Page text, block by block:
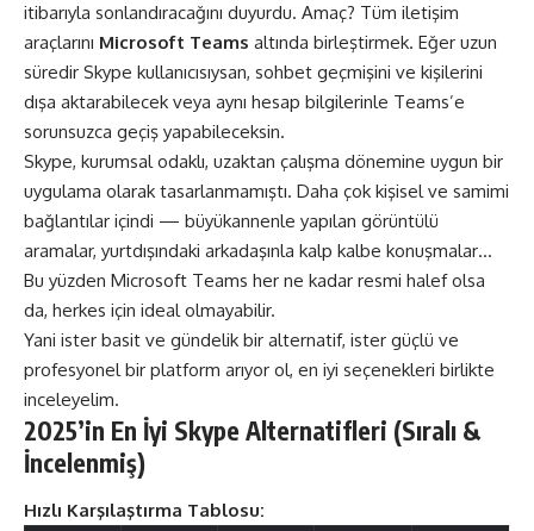
itibarıyla sonlandıracağını duyurdu. Amaç? Tüm iletişim
araçlarını Microsoft Teams altında birleştirmek. Eğer uzun
süredir Skype kullanıcısıysan, sohbet geçmişini ve kişilerini
dışa aktarabilecek veya aynı hesap bilgilerinle Teams’e
sorunsuzca geçiş yapabileceksin.
Skype, kurumsal odaklı, uzaktan çalışma dönemine uygun bir
uygulama olarak tasarlanmamıştı. Daha çok kişisel ve samimi
bağlantılar içindi — büyükannenle yapılan görüntülü
aramalar, yurtdışındaki arkadaşınla kalp kalbe konuşmalar…
Bu yüzden Microsoft Teams her ne kadar resmi halef olsa
da, herkes için ideal olmayabilir.
Yani ister basit ve gündelik bir alternatif, ister güçlü ve
profesyonel bir platform arıyor ol, en iyi seçenekleri birlikte
inceleyelim.
2025’in En İyi Skype Alternatifleri (Sıralı &
İncelenmiş)
Hızlı Karşılaştırma Tablosu: